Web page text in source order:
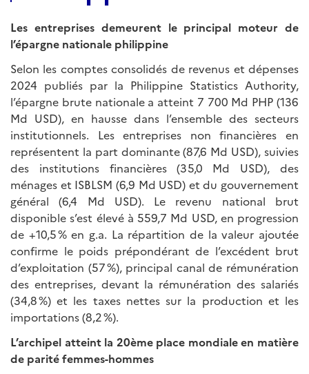
Les entreprises demeurent le principal moteur de
l’épargne nationale philippine
Selon les comptes consolidés de revenus et dépenses
2024 publiés par la Philippine Statistics Authority,
l’épargne brute nationale a atteint 7 700 Md PHP (136
Md USD), en hausse dans l’ensemble des secteurs
institutionnels. Les entreprises non financières en
représentent la part dominante (87,6 Md USD), suivies
des institutions financières (35,0 Md USD), des
ménages et ISBLSM (6,9 Md USD) et du gouvernement
général (6,4 Md USD). Le revenu national brut
disponible s’est élevé à 559,7 Md USD, en progression
de +10,5 % en g.a. La répartition de la valeur ajoutée
confirme le poids prépondérant de l’excédent brut
d’exploitation (57 %), principal canal de rémunération
des entreprises, devant la rémunération des salariés
(34,8 %) et les taxes nettes sur la production et les
importations (8,2 %).
L’archipel atteint la 20ème place mondiale en matière
de parité femmes-hommes